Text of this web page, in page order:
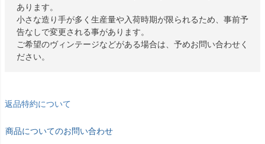
あります。
小さな造り手が多く生産量や入荷時期が限られるため、事前予
告なしで変更される事があります。
ご希望のヴィンテージなどがある場合は、予めお問い合わせく
ださい。
返品特約について
商品についてのお問い合わせ